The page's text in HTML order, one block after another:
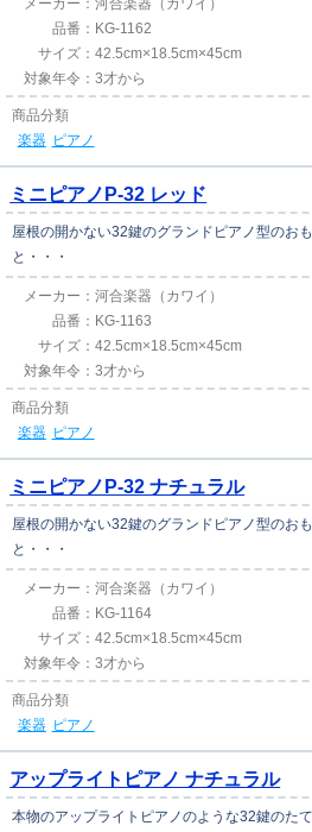
メーカー：河合楽器（カワイ）
品番： KG-1162
サイズ：42.5cm×18.5cm×45cm
対象年令：3才から
商品分類
楽器 ピアノ
ミニピアノP-32 レッド
屋根の開かない32鍵のグランドピアノ型のお
と・・・
メーカー：河合楽器（カワイ）
品番： KG-1163
サイズ：42.5cm×18.5cm×45cm
対象年令：3才から
商品分類
楽器 ピアノ
ミニピアノP-32 ナチュラル
屋根の開かない32鍵のグランドピアノ型のお
と・・・
メーカー：河合楽器（カワイ）
品番： KG-1164
サイズ：42.5cm×18.5cm×45cm
対象年令：3才から
商品分類
楽器 ピアノ
アップライトピアノ ナチュラル
本物のアップライトピアノのような32鍵のた